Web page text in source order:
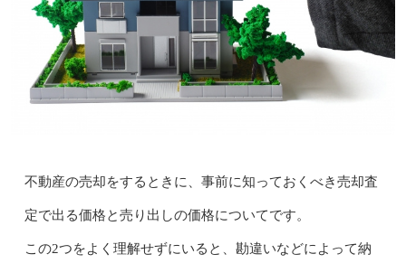
不動産の売却をするときに、事前に知っておくべき売却査
定で出る価格と売り出しの価格についてです。
この2つをよく理解せずにいると、勘違いなどによって納